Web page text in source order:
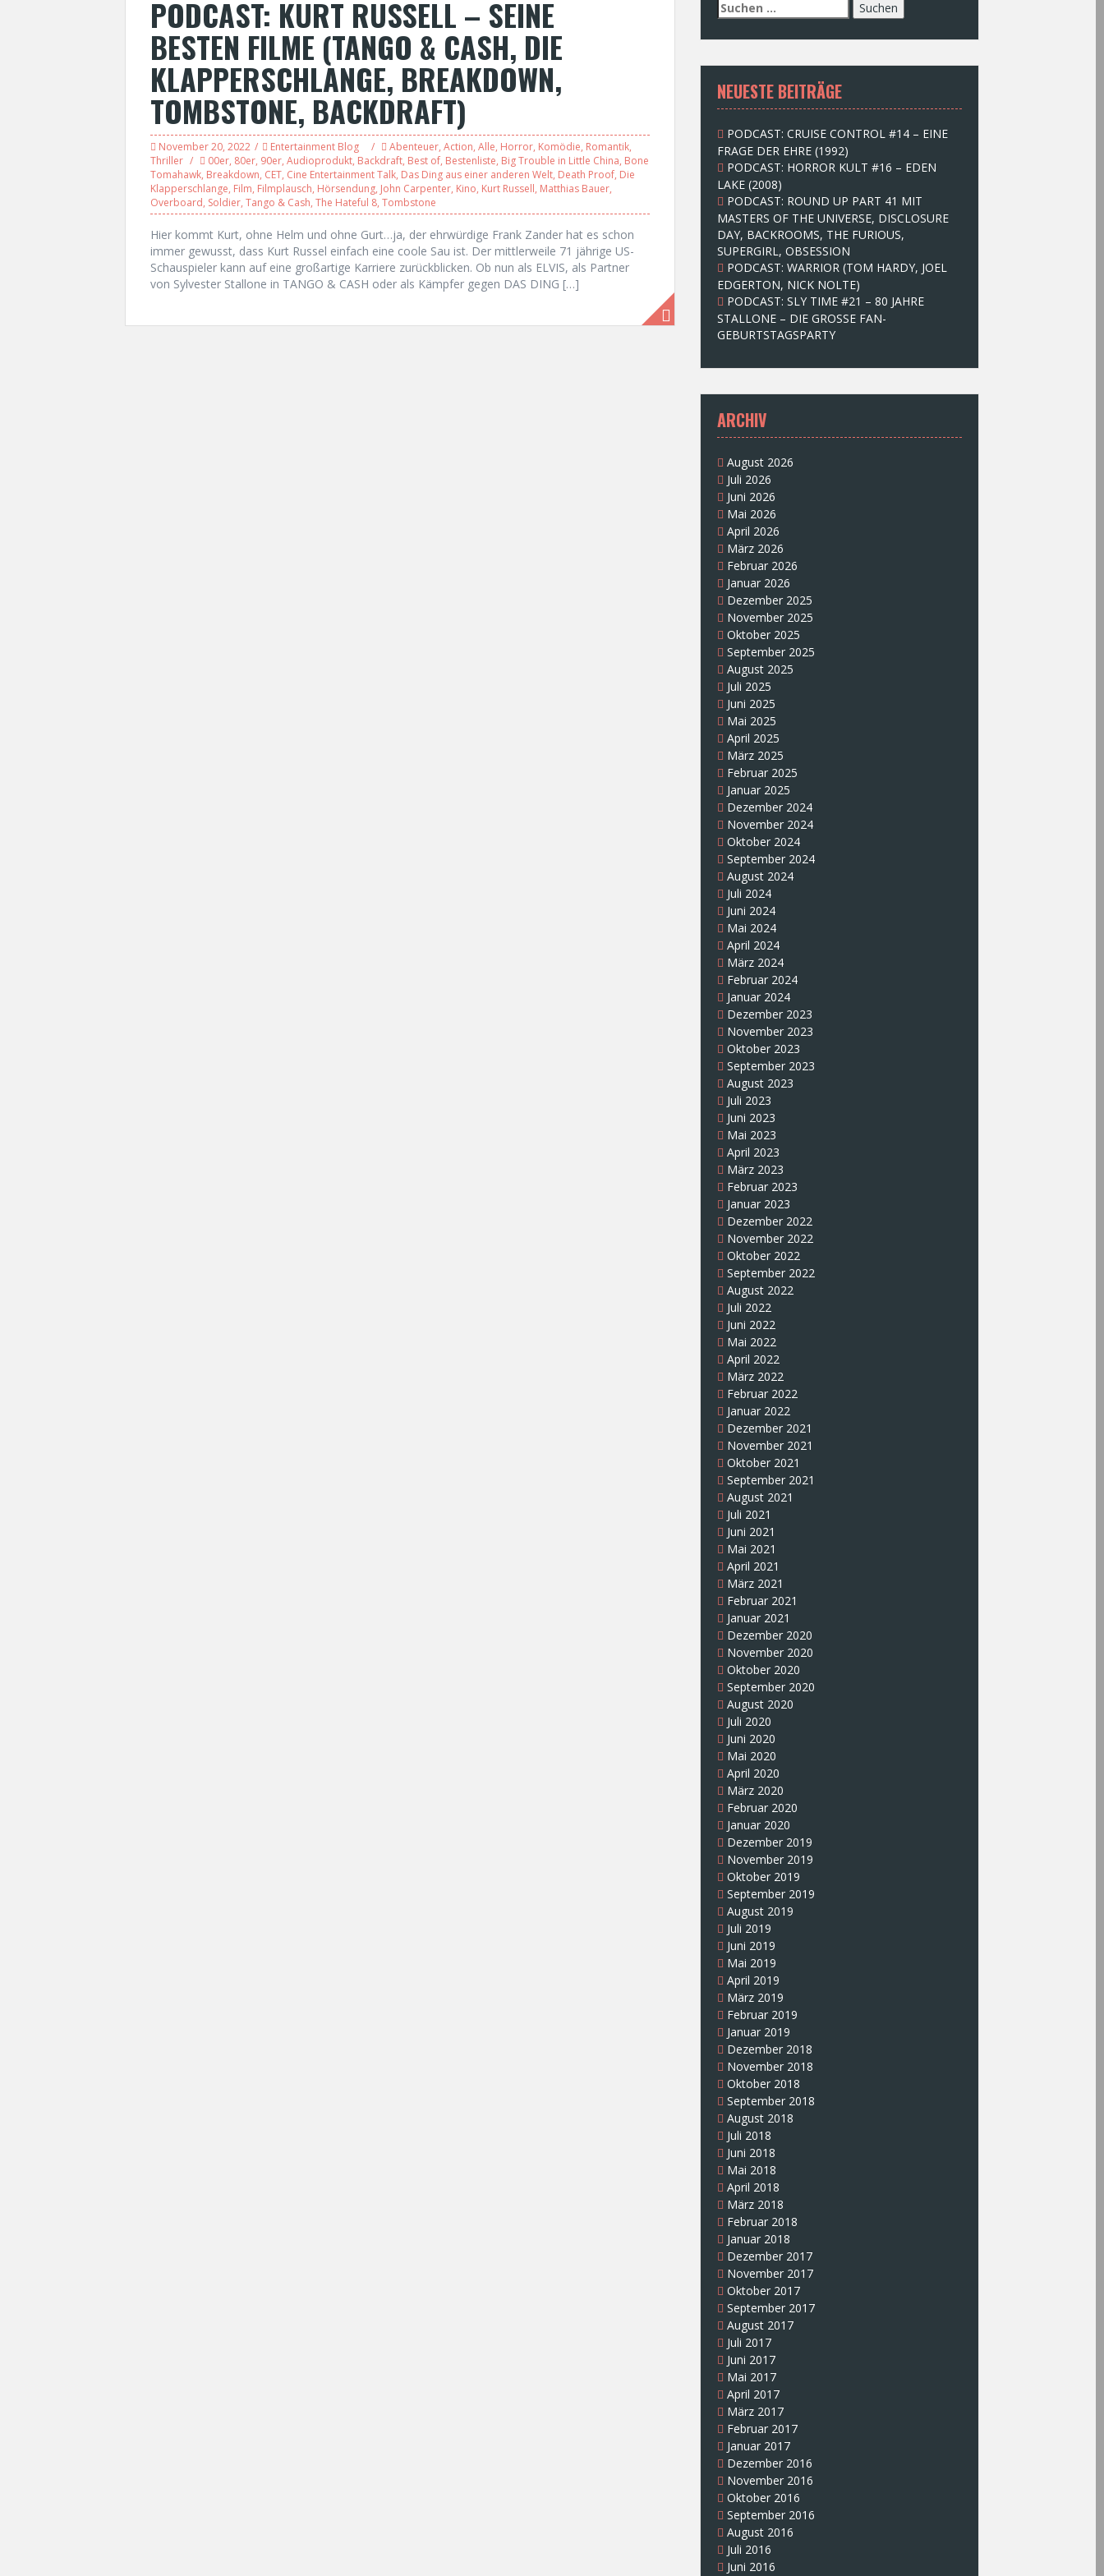
PODCAST: KURT RUSSELL – SEINE
BESTEN FILME (TANGO & CASH, DIE
KLAPPERSCHLANGE, BREAKDOWN,
TOMBSTONE, BACKDRAFT)
November 20, 2022 Entertainment Blog Abenteuer, Action, Alle, Horror, Komödie, Romantik,
Thriller
00er, 80er, 90er, Audioprodukt, Backdraft, Best of, Bestenliste, Big Trouble in Little China, Bone
Tomahawk, Breakdown, CET, Cine Entertainment Talk, Das Ding aus einer anderen Welt, Death Proof, Die
Klapperschlange, Film, Filmplausch, Hörsendung, John Carpenter, Kino, Kurt Russell, Matthias Bauer,
Overboard, Soldier, Tango & Cash, The Hateful 8, Tombstone
Hier kommt Kurt, ohne Helm und ohne Gurt…ja, der ehrwürdige Frank Zander hat es schon
immer gewusst, dass Kurt Russel einfach eine coole Sau ist. Der mittlerweile 71 jährige US-
Schauspieler kann auf eine großartige Karriere zurückblicken. Ob nun als ELVIS, als Partner
von Sylvester Stallone in TANGO & CASH oder als Kämpfer gegen DAS DING […]
S
u
c
e
n
n
c
h
:
NEUESTE BEITRÄGE
PODCAST: CRUISE CONTROL #14 – EINE
FRAGE DER EHRE (1992)
PODCAST: HORROR KULT #16 – EDEN
LAKE (2008)
PODCAST: ROUND UP PART 41 MIT
MASTERS OF THE UNIVERSE, DISCLOSURE
DAY, BACKROOMS, THE FURIOUS,
SUPERGIRL, OBSESSION
PODCAST: WARRIOR (TOM HARDY, JOEL
EDGERTON, NICK NOLTE)
PODCAST: SLY TIME #21 – 80 JAHRE
STALLONE – DIE GROSSE FAN-
GEBURTSTAGSPARTY
ARCHIV
August 2026
Juli 2026
Juni 2026
Mai 2026
April 2026
März 2026
Februar 2026
Januar 2026
Dezember 2025
November 2025
Oktober 2025
September 2025
August 2025
Juli 2025
Juni 2025
Mai 2025
April 2025
März 2025
Februar 2025
Januar 2025
Dezember 2024
November 2024
Oktober 2024
September 2024
August 2024
Juli 2024
Juni 2024
Mai 2024
April 2024
März 2024
Februar 2024
Januar 2024
Dezember 2023
November 2023
Oktober 2023
September 2023
August 2023
Juli 2023
Juni 2023
Mai 2023
April 2023
März 2023
Februar 2023
Januar 2023
Dezember 2022
November 2022
Oktober 2022
September 2022
August 2022
Juli 2022
Juni 2022
Mai 2022
April 2022
März 2022
Februar 2022
Januar 2022
Dezember 2021
November 2021
Oktober 2021
September 2021
August 2021
Juli 2021
Juni 2021
Mai 2021
April 2021
März 2021
Februar 2021
Januar 2021
Dezember 2020
November 2020
Oktober 2020
September 2020
August 2020
Juli 2020
Juni 2020
Mai 2020
April 2020
März 2020
Februar 2020
Januar 2020
Dezember 2019
November 2019
Oktober 2019
September 2019
August 2019
Juli 2019
Juni 2019
Mai 2019
April 2019
März 2019
Februar 2019
Januar 2019
Dezember 2018
November 2018
Oktober 2018
September 2018
August 2018
Juli 2018
Juni 2018
Mai 2018
April 2018
März 2018
Februar 2018
Januar 2018
Dezember 2017
November 2017
Oktober 2017
September 2017
August 2017
Juli 2017
Juni 2017
Mai 2017
April 2017
März 2017
Februar 2017
Januar 2017
Dezember 2016
November 2016
Oktober 2016
September 2016
August 2016
Juli 2016
Juni 2016